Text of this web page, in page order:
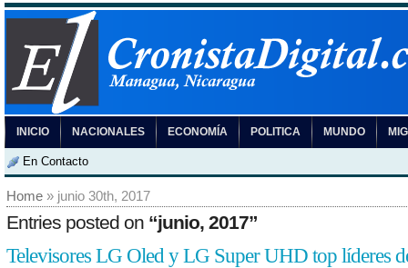
INICIO NACIONALES ECONOMÍA POLITICA MUNDO
En Contacto
Home » junio 30th, 2017
Entries posted on “junio, 2017”
Televisores LG Oled y LG Super UHD top líderes